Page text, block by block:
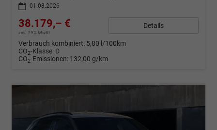
01.08.2026
38.179,– €
incl. 19% MwSt.
Details
Verbrauch kombiniert: 5,80 l/100km
CO2-Klasse: D
CO2-Emissionen: 132,00 g/km